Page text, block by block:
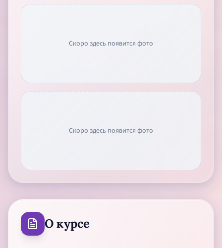
Скоро здесь появится фото
Скоро здесь появится фото
О курсе